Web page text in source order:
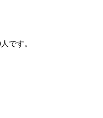
です。